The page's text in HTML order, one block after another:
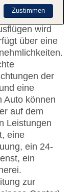
des Hotels.
Verfügung.
wird
über eine
der
eine
Auto können
auf dem
Leistungen
eine
ein 24-
ein
zur
Zustimmen